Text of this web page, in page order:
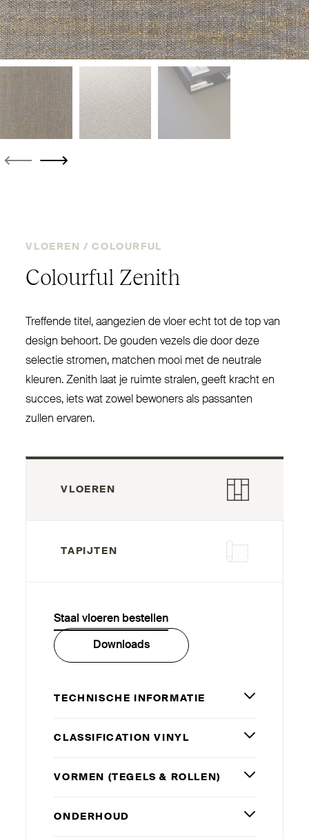
VLOEREN / COLOURFUL
Colourful Zenith
Treffende titel, aangezien de vloer echt tot de top van
design behoort. De gouden vezels die door deze
selectie stromen, matchen mooi met de neutrale
kleuren. Zenith laat je ruimte stralen, geeft kracht en
succes, iets wat zowel bewoners als passanten
zullen ervaren.
VLOEREN
TAPIJTEN
Staal vloeren bestellen
Downloads
TECHNISCHE INFORMATIE
CLAS­SI­FICATION VINYL
VORMEN (TEGELS& ROLLEN)
ONDERHOUD